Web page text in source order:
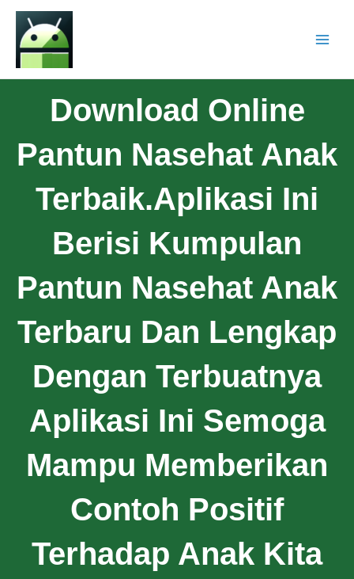
Download Online
Pantun Nasehat Anak
Terbaik.Aplikasi Ini
Berisi Kumpulan
Pantun Nasehat Anak
Terbaru Dan Lengkap
Dengan Terbuatnya
Aplikasi Ini Semoga
Mampu Memberikan
Contoh Positif
Terhadap Anak Kita